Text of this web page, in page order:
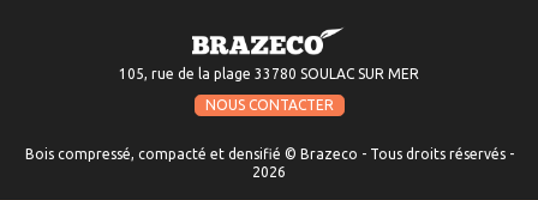
105, rue de la plage 33780 SOULAC SUR MER
NOUS CONTACTER
Bois compressé, compacté et densifié © Brazeco - Tous droits réservés -
2026